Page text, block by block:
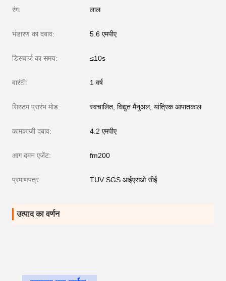
रंग: लाल
भंडारण का दबाव: 5.6 एमपीए
डिस्चार्ज का समय: ≤10s
वारंटी: 1 वर्ष
सिस्टम प्रारंभ मोड: स्वचालित, विद्युत मैनुअल, यांत्रिक आपातकाल
कामकाजी दबाव: 4.2 एमपीए
आग दमन एजेंट: fm200
प्रमाणपत्र: TUV SGS आईएसओ सीई
उत्पाद का वर्णन